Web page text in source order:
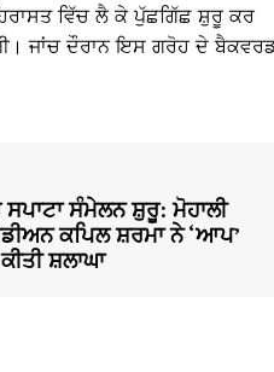
ਵਿੱਚ ਲੈ ਕੇ ਪੁੱਛਗਿੱਛ ਸ਼ੁਰੂ ਕਰ
ਜਾਂਚ ਦੌਰਾਨ ਇਸ ਗਰੋਹ ਦੇ
ਸਪਾਟਾ ਸੰਮੇਲਨ ਸ਼ੁਰੂ: ਮੋਹਾਲੀ
ਕਪਿਲ ਸ਼ਰਮਾ ਨੇ ‘ਆਪ’
ਸ਼ਲਾਘਾ